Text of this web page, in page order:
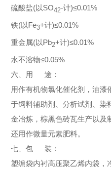
硫酸盐(以SO42-计)≤0.01%
铁(以Fe3+计)≤0.01%
重金属(以Pb2+计)≤0.01%
水不溶物≤0.05%
六、用 途：
用作有机物氯化催化剂，油漆
于饲料辅助剂、分析试剂、染
金冶炼，棕黑色砖瓦生产以及
还用作微量元素肥料。
七、包 装：
塑编袋内衬高压聚乙烯内袋，